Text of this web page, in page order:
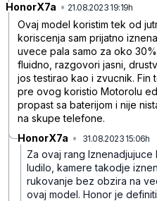
HonorX7a • 21.08.2023 19:19h
Ovaj model koristim tek od
koriscenja sam prijatno
uvece pala samo za oko
fluidno, razgovori jasni,
jos testirao kao i zvucnik. Fin
pre ovog koristio Motorolu
propast sa baterijom i nije
na skupe telefone.
HonorX7a • 31.08.2023 15:06h
Za ovaj rang
ludilo, kamere takodje
rukovanje bez obzira na
ovaj model. Honor je